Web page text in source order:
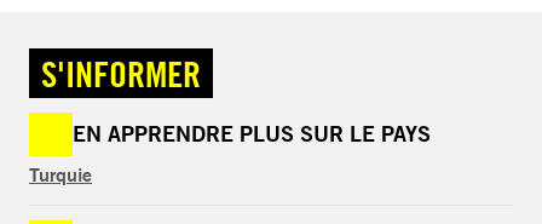
S'INFORMER
EN APPRENDRE PLUS SUR LE PAYS
Turquie